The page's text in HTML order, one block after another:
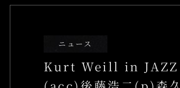
姉妹店のご案内
ニュース
Kurt Weill in JAZZ